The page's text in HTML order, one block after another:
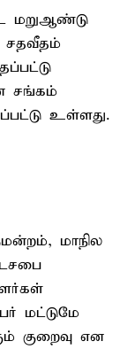
மறுஆண்டு
சதவீதம்
சங்கம்
உள்ளது.
மாநில
மட்டுமே
குறைவு என